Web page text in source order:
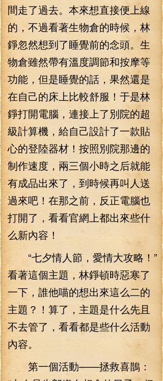
間走了過去。本來想直接便上線
的，不過看著生物倉的時候，林
錚忽然想到了睡覺前的念頭。生
物倉雖然帶有溫度調節和按摩等
功能，但是睡覺的話，果然還是
在自己的床上比較舒服！于是林
錚打開電腦，連接上了別院的超
級計算機，給自己設計了一款貼
心的登陸器材！按照別院那邊的
制作速度，兩三個小時之后就能
有成品出來了，到時候再叫人送
過來吧！在那之前，反正電腦也
打開了，看看官網上都出來些什
么新內容！
“七夕情人節，愛情大攻略！”
看著這個主題，林錚頓時惡寒了
一下，誰他喵的想出來這么二的
主題？！算了，主題是什么先且
不去管了，看看都是些什么活動
內容。
第一個活動——拯救喜鵲：